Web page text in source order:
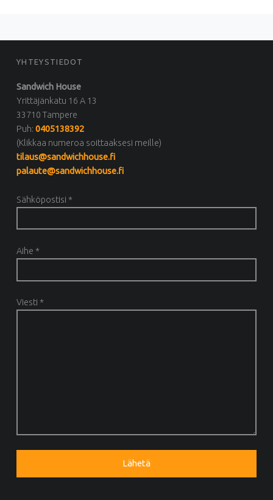
FOOTER SIDEBAR
YHTEYSTIEDOT
Sandwich House
Yrittäjänkatu 16 A 13
33710 Tampere
Puh:0405138392
(Klikkaa numeroa soittaaksesi meille)
tilaus@sandwichhouse.fi
palaute@sandwichhouse.fi
Sähköpostisi *
Aihe *
Viesti *